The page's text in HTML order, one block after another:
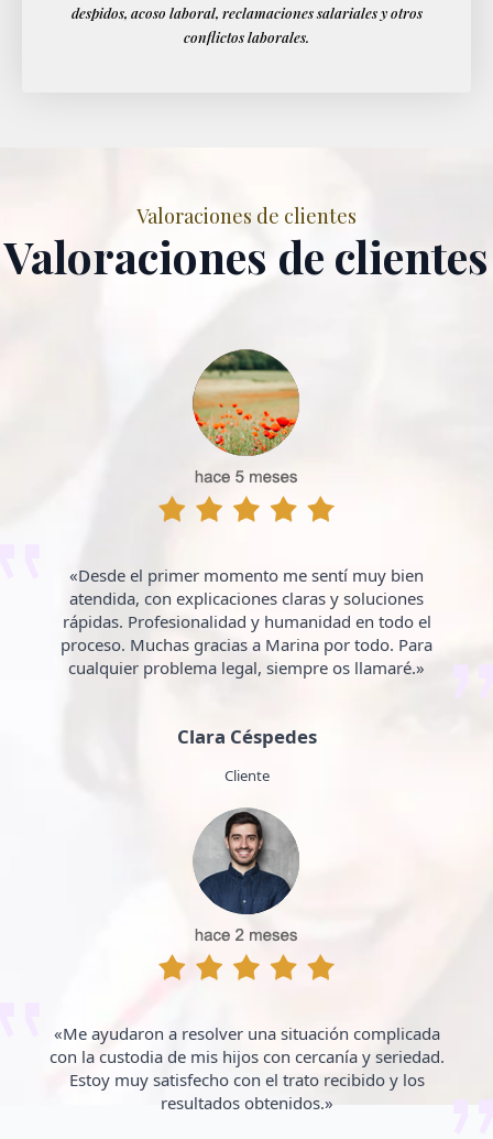
despidos, acoso laboral, reclamaciones salariales y otros
conflictos laborales.
Valoraciones de clientes
Valoraciones de clientes
«Desde el primer momento me sentí muy bien
atendida, con explicaciones claras y soluciones
rápidas. Profesionalidad y humanidad en todo el
proceso. Muchas gracias a Marina por todo. Para
cualquier problema legal, siempre os llamaré.»
Clara Céspedes
Cliente
«Me ayudaron a resolver una situación complicada
con la custodia de mis hijos con cercanía y seriedad.
Estoy muy satisfecho con el trato recibido y los
resultados obtenidos.»